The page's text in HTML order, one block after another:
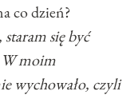
co dzień?
się być
moim
wychowało, czyli